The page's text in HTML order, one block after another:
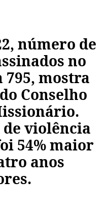
número de
no
795, mostra
Conselho
de violência
54% maior
anos